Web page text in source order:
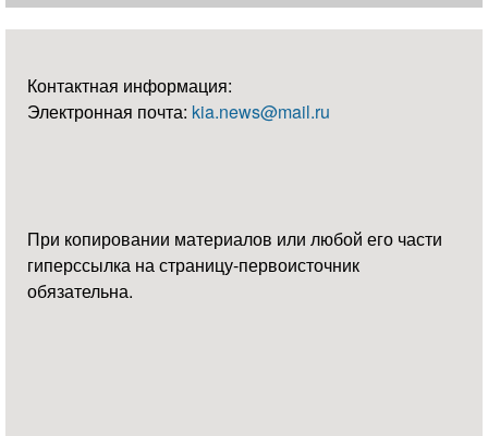
Контактная информация:
Электронная почта: kia.news@mail.ru
При копировании материалов или любой его части
гиперссылка на страницу-первоисточник
обязательна.